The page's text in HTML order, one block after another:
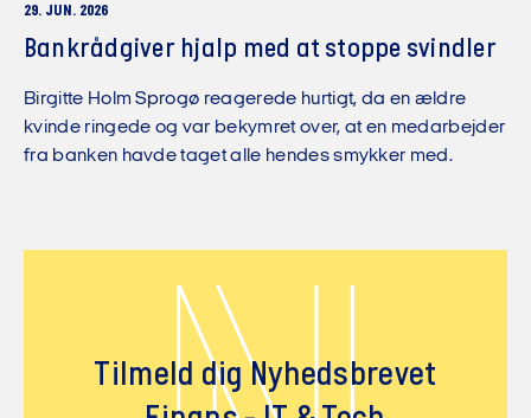
29. JUN. 2026
Bankrådgiver hjalp med at stoppe svindler
Birgitte Holm Sprogø reagerede hurtigt, da en ældre
kvinde ringede og var bekymret over, at en medarbejder
fra banken havde taget alle hendes smykker med.
Tilmeld dig Nyhedsbrevet